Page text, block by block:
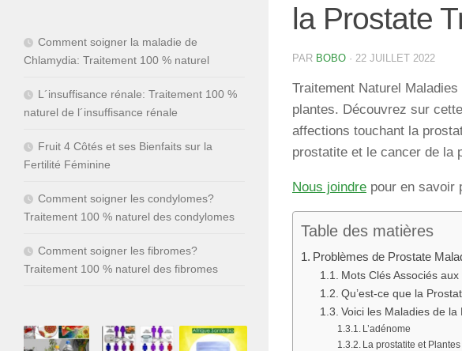
la Prostate
PAR BOBO · 22 JUILLET 2022
Traitement Naturel
plantes. Découvrez sur
affections touchant la
prostatite et le cancer de la
Nous joindre pour en savoir
Table des matières
Problèmes de Prostate
Mots Clés Associés
Qu’est-ce que la
Voici les Maladies de
L’adénome
La prostatite et
Comment soigner la maladie de
Chlamydia: Traitement 100 % naturel
L´insuffisance rénale: Traitement 100 %
naturel de l´insuffisance rénale
Fruit 4 Côtés et ses Bienfaits sur la
Fertilité Féminine
Comment soigner les condylomes?
Traitement 100 % naturel des condylomes
Comment soigner les fibromes?
Traitement 100 % naturel des fibromes